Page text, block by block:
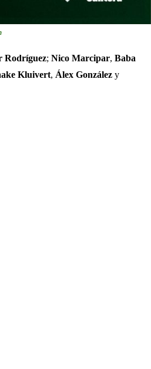
Rodríguez; Nico Marcipar, Baba
Kluivert, Álex González y